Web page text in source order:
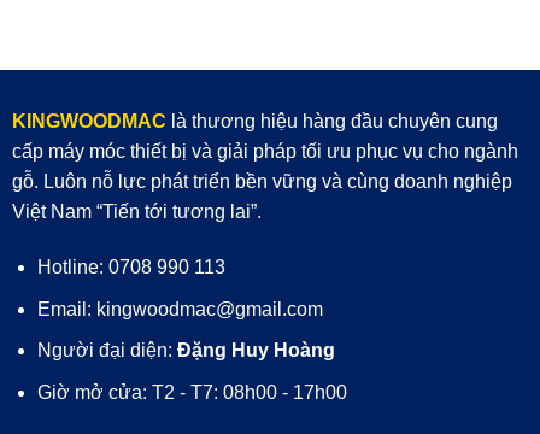
KINGWOODMAC là thương hiệu hàng đầu chuyên cung
cấp máy móc thiết bị và giải pháp tối ưu phục vụ cho ngành
gỗ. Luôn nỗ lực phát triển bền vững và cùng doanh nghiệp
Việt Nam “Tiến tới tương lai”.
Hotline: 0708 990 113
Email: kingwoodmac@gmail.com
Người đại diện: Đặng Huy Hoàng
Giờ mở cửa: T2 - T7: 08h00 - 17h00